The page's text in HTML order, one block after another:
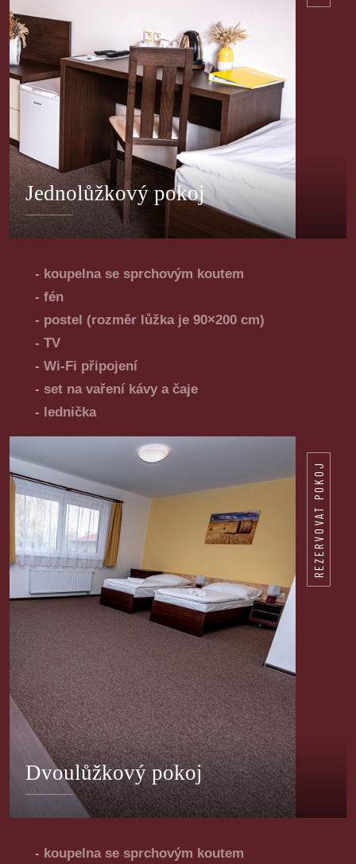
Jednolůžkový pokoj
- koupelna se sprchovým koutem
- fén
- postel (rozměr lůžka je 90×200 cm)
- TV
- Wi-Fi připojení
- set na vaření kávy a čaje
- lednička
REZERVOVAT POKOJ
Dvoulůžkový pokoj
- koupelna se sprchovým koutem